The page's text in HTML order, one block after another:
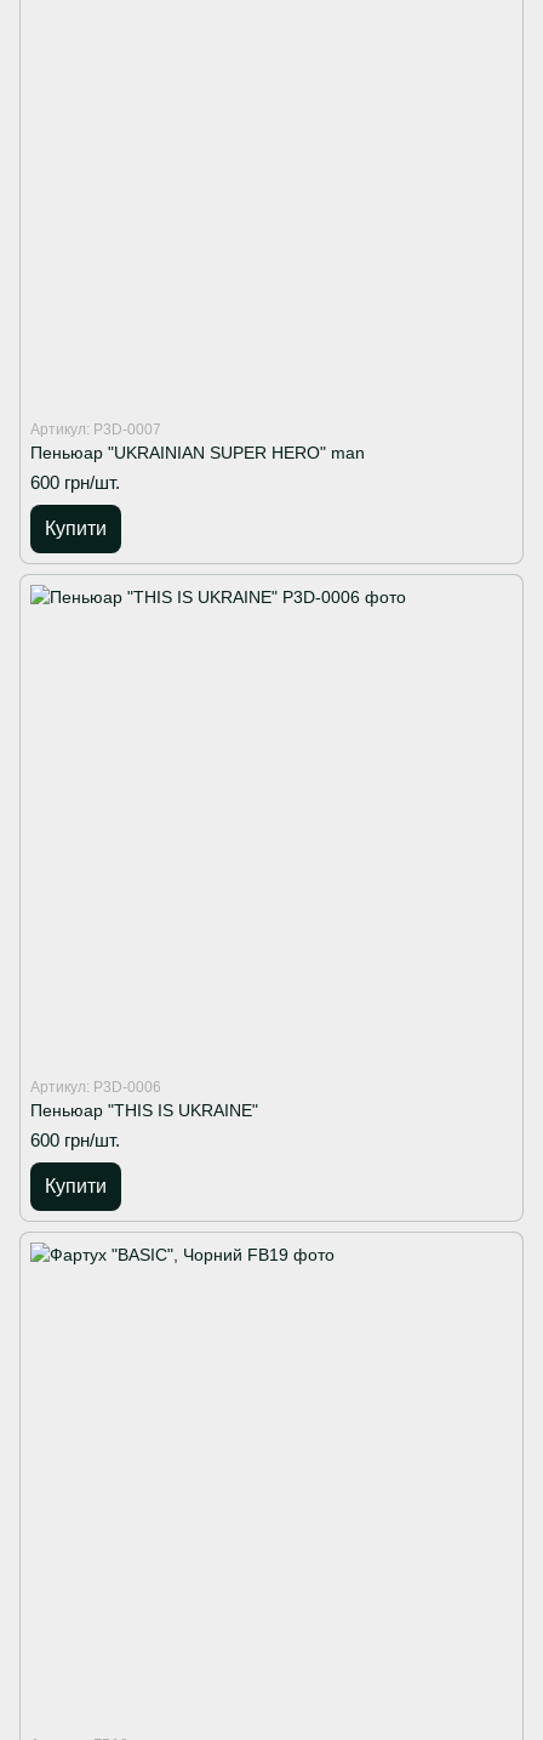
Артикул: P3D-0007
Пеньюар "UKRAINIAN SUPER HERO" man
600 грн/шт.
Купити
Артикул: P3D-0006
Пеньюар "THIS IS UKRAINE"
600 грн/шт.
Купити